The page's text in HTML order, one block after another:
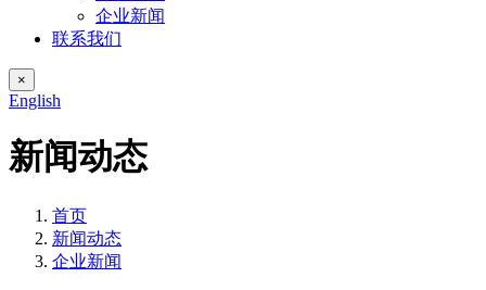
企业新闻
联系我们
×
English
新闻动态
首页
新闻动态
企业新闻